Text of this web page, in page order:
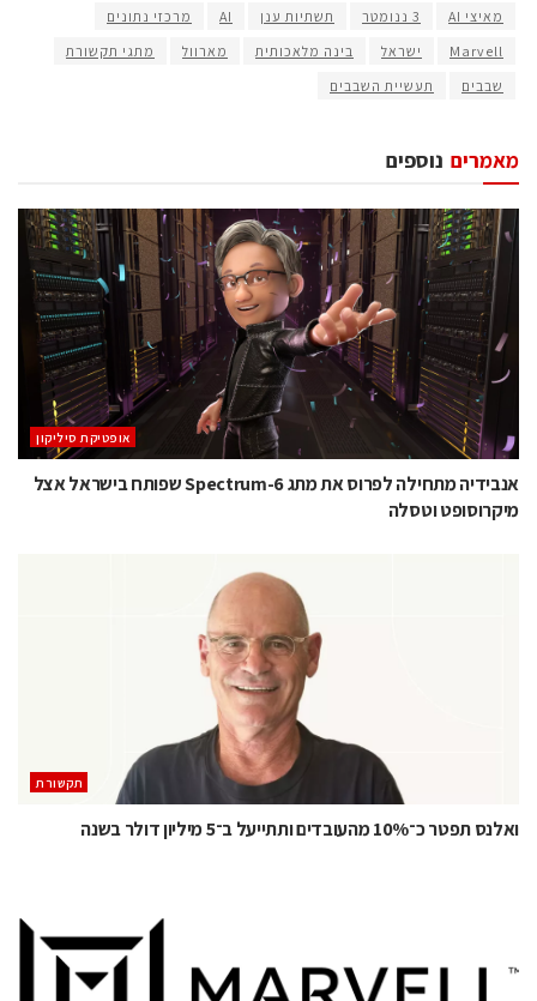
מאיצי AI
3 ננומטר תשתיות ענן AI
מרכזי נתונים
Marvell
ישראל בינה מלאכותית מארוול
מתגי תקשורת
שבבים
תעשיית השבבים
נוספים מאמרים
אופטיקת סיליקון
אנבידיה מתחילה לפרוס את מתג Spectrum-6 שפותח בישראל אצל
מיקרוסופט וטסלה
תקשורת
ואלנס תפטר כ־10% מהעובדים ותתייעל ב־5 מיליון דולר בשנה